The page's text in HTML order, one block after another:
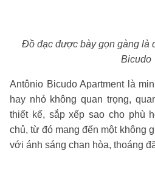
Đồ đạc được bày gọn gàng là
Bicudo
Antônio Bicudo Apartment là
hay nhỏ không quan trọng,
thiết kế, sắp xếp sao cho phù
chủ, từ đó mang đến một không
với ánh sáng chan hòa, thoáng